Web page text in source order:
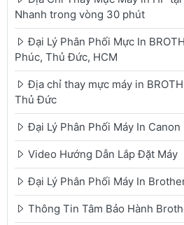
Nhanh trong vòng 30 phút
Đại Lý Phân Phối Mực In
Phúc, Thủ Đức, HCM
Địa chỉ thay mực máy in
Thủ Đức
Đại Lý Phân Phối Máy In Canon
Video Hướng Dẫn Lắp Đặt Máy
Đại Lý Phân Phối Máy In
Thông Tin Tâm Bảo Hành